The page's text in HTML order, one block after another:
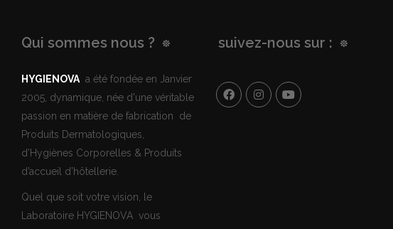
Qui sommes nous ?
HYGIENOVA a été fondée en Janvier
2005, dynamique, née d'une véritable
passion en matière de fabrication de
Produits Dermatologiques,
d’Hygiènes Corporelles & Produits
d’accueil d’hôtellerie.
Quel que soit votre vision, le
Laboratoire HYGIENOVA vous
suivez-nous sur :